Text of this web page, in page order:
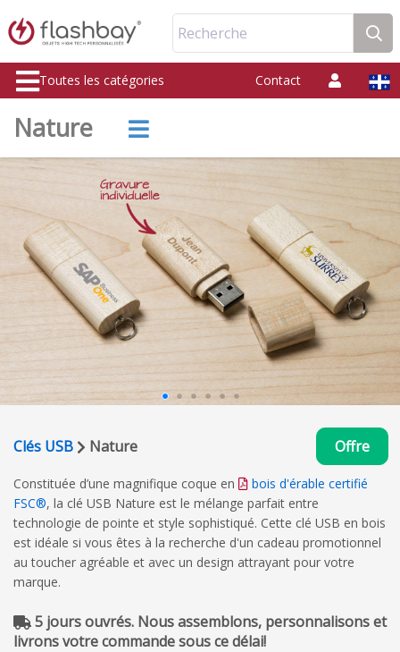
Recherche
Toutes les catégories Contact
Nature
Clés USB Nature Offre
Constituée d’une magnifique coque en
bois d'érable certifié
FSC®, la clé USB Nature est le mélange parfait entre
technologie de pointe et style sophistiqué. Cette clé USB en bois
est idéale si vous êtes à la recherche d'un cadeau promotionnel
au toucher agréable et avec un design attrayant pour votre
marque.
5 jours ouvrés. Nous assemblons, personnalisons et
livrons votre commande sous ce délai!